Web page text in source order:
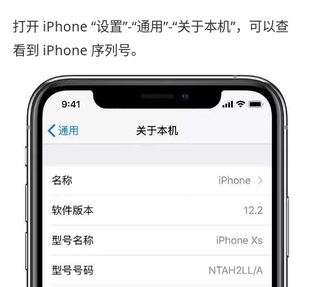
打开 iPhone “设置”-“通用”-“关于本机”，可以查
看到 iPhone 序列号。